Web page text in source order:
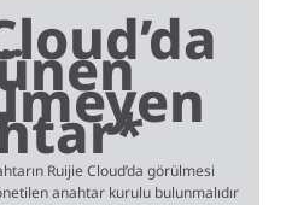
Ruijie Cloud’da görülmesi
anahtar kurulu bulunmalıdır